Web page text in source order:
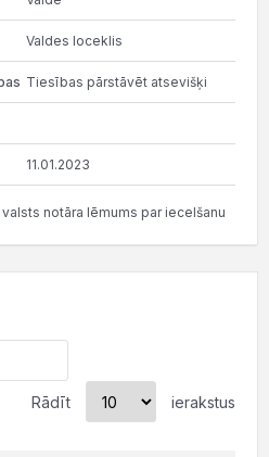
Valdes loceklis
Tiesības pārstāvēt atsevišķi
11.01.2023
notāra lēmums par iecelšanu
Rādīt ierakstus